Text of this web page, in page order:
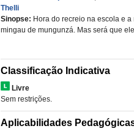
Thelli
Sinopse: Hora do recreio na escola e a
mingau de mungunzá. Mas será que
Classificação Indicativa
Livre
Sem restrições.
Aplicabilidades